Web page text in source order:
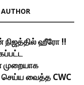
நிஜத்தில் ஹீரோ !!
வைத்த CWC